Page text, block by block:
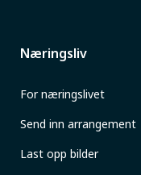
Næringsliv
For næringslivet
Send inn arrangement
Last opp bilder